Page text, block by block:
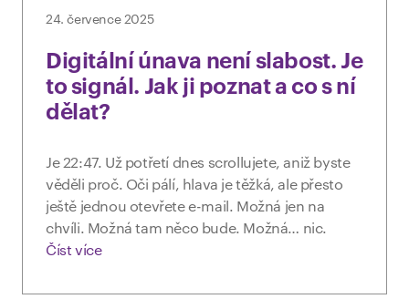
24. července 2025
Digitální únava není slabost. Je
to signál. Jak ji poznat a co s ní
dělat?
Je 22:47. Už potřetí dnes scrollujete, aniž byste
věděli proč. Oči pálí, hlava je těžká, ale přesto
ještě jednou otevřete e-mail. Možná jen na
chvíli. Možná tam něco bude. Možná… nic.
Číst více